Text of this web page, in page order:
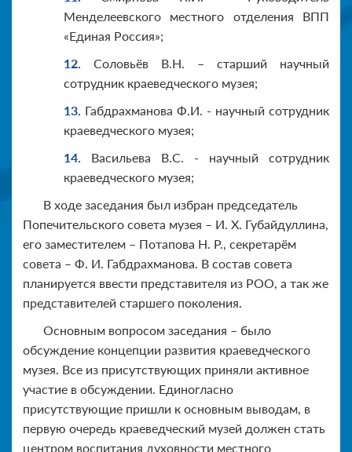
Менделеевского местного отделения ВПП
«Единая Россия»;
Соловьёв В.Н. – старший научный
сотрудник краеведческого музея;
Габдрахманова Ф.И. - научный сотрудник
краеведческого музея;
Васильева В.С. - научный сотрудник
краеведческого музея;
В ходе заседания был избран председатель
Попечительского совета музея – И. Х. Губайдуллина,
его заместителем – Потапова Н. Р., секретарём
совета – Ф. И. Габдрахманова. В состав совета
планируется ввести представителя из РОО, а так же
представителей старшего поколения.
Основным вопросом заседания – было
обсуждение концепции развития краеведческого
музея. Все из присутствующих приняли активное
участие в обсуждении. Единогласно
присутствующие пришли к основным выводам, в
первую очередь краеведческий музей должен стать
центром воспитания духовности местного